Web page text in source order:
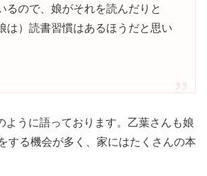
るので、娘がそれを読んだりと
は）読書習慣はあるほうだと思い
ように語っております。乙葉さんも娘
する機会が多く、家にはたくさんの本